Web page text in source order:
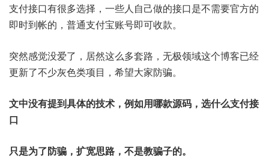
支付接口有很多选择，一些人自己做的接口是不需要官方的
即时到帐的，普通支付宝账号即可收款。
突然感觉没爱了，居然这么多套路，无极领域这个博客已经
更新了不少灰色类项目，希望大家防骗。
文中没有提到具体的技术，例如用哪款源码，选什么支付接
口
只是为了防骗，扩宽思路，不是教骗子的。